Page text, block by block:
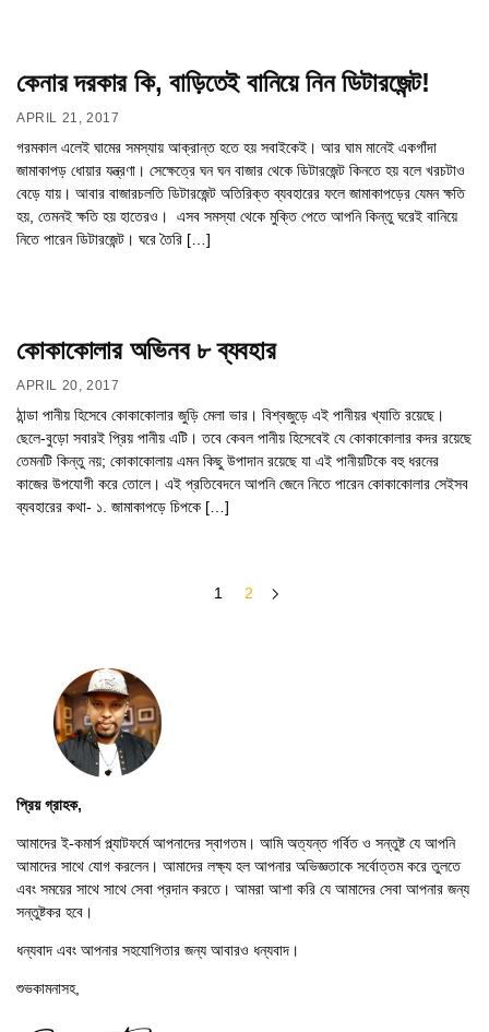
কেনার দরকার কি, বাড়িতেই বানিয়ে নিন ডিটারজেন্ট!
APRIL 21, 2017
গরমকাল এলেই ঘামের সমস্যায় আক্রান্ত হতে হয় সবাইকেই। আর ঘাম মানেই একগাঁদা
জামাকাপড় ধোয়ার যন্ত্রণা। সেক্ষেত্রে ঘন ঘন বাজার থেকে ডিটারজেন্ট কিনতে হয় বলে খরচটাও
বেড়ে যায়। আবার বাজারচলতি ডিটারজেন্ট অতিরিক্ত ব্যবহারের ফলে জামাকাপড়ের যেমন ক্ষতি
হয়, তেমনই ক্ষতি হয় হাতেরও। এসব সমস্যা থেকে ‍মুক্তি পেতে আপনি কিন্তু ঘরেই বানিয়ে
নিতে পারেন ডিটারজেন্ট। ঘরে তৈরি […]
কোকাকোলার অভিনব ৮ ব্যবহার
APRIL 20, 2017
ঠান্ডা পানীয় হিসেবে কোকাকোলার জুড়ি মেলা ভার। বিশ্বজুড়ে এই পানীয়র খ্যাতি রয়েছে।
ছেলে-বুড়ো সবারই প্রিয় পানীয় এটি। তবে কেবল পানীয় হিসেবেই যে কোকাকোলার কদর রয়েছে
তেমনটি কিন্তু নয়; কোকাকোলায় এমন কিছু উপাদান রয়েছে যা এই পানীয়টিকে বহু ধরনের
কাজের উপযোগী করে তোলে। এই প্রতিবেদনে আপনি জেনে নিতে পারেন কোকাকোলার সেইসব
ব্যবহারের কথা- ১. জামাকাপড়ে চিপকে […]
1 2
প্রিয় গ্রাহক,
আমাদের ই-কমার্স প্ল্যাটফর্মে আপনাদের স্বাগতম। আমি অত্যন্ত গর্বিত ও সন্তুষ্ট যে আপনি
আমাদের সাথে যোগ করলেন। আমাদের লক্ষ্য হল আপনার অভিজ্ঞতাকে সর্বোত্তম করে তুলতে
এবং সময়ের সাথে সাথে সেবা প্রদান করতে। আমরা আশা করি যে আমাদের সেবা আপনার জন্য
সন্তুষ্টকর হবে।
ধন্যবাদ এবং আপনার সহযোগিতার জন্য আবারও ধন্যবাদ।
শুভকামনাসহ,